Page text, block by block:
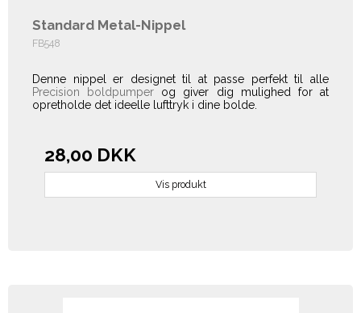
Standard Metal-Nippel
FB548
Denne nippel er designet til at passe perfekt til alle
Precision boldpumper og giver dig mulighed for at
opretholde det ideelle lufttryk i dine bolde.
28,00 DKK
Vis produkt